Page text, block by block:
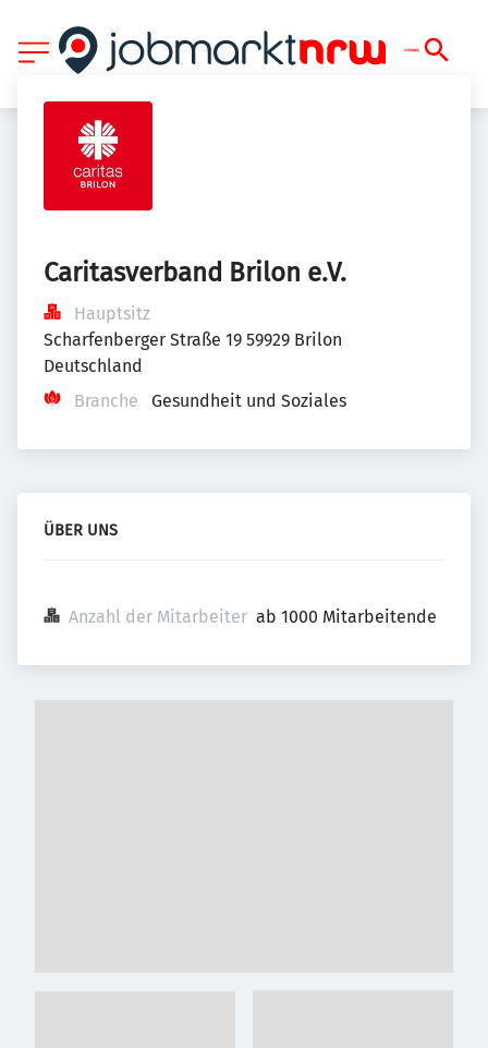
Caritasverband Brilon e.V.
Hauptsitz
Scharfenberger Straße 19 59929 Brilon
Deutschland
Branche
Gesundheit und Soziales
ÜBER UNS
Anzahl der Mitarbeiter ab 1000 Mitarbeitende